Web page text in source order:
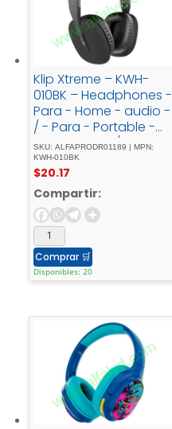
Klip Xtreme – KWH-
010BK – Headphones -
Para - Home - audio -
/ - Para - Portable -
electronics - / - Para -
Professional - audio -
/ - Para - Cellular -
phoneWireless25HrsBl
ackBT
SKU: ALFAPRODR01189 | MPN:
KWH-010BK
$20.17
Compartir:
Comprar 🛒
Disponibles: 20